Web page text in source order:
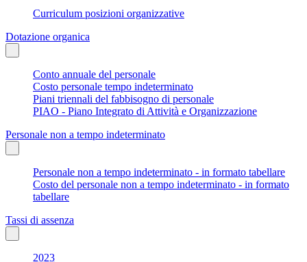
Curriculum posizioni organizzative
Dotazione organica
Conto annuale del personale
Costo personale tempo indeterminato
Piani triennali del fabbisogno di personale
PIAO - Piano Integrato di Attività e Organizzazione
Personale non a tempo indeterminato
Personale non a tempo indeterminato - in formato tabellare
Costo del personale non a tempo indeterminato - in formato
tabellare
Tassi di assenza
2023